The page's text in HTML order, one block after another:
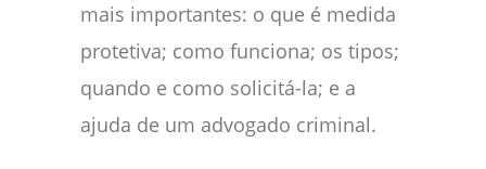
mais importantes: o que é medida
protetiva; como funciona; os tipos;
quando e como solicitá-la; e a
ajuda de um advogado criminal.